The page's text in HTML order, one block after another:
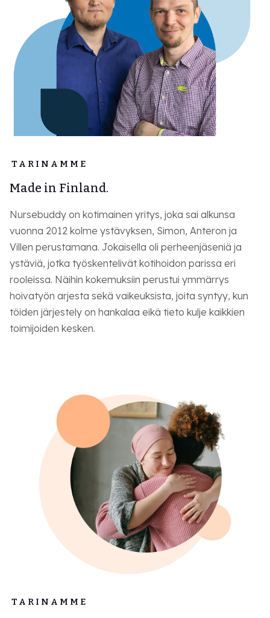
TARINAMME
Made in Finland.
Nursebuddy on kotimainen yritys, joka sai alkunsa
vuonna 2012 kolme ystävyksen, Simon, Anteron ja
Villen perustamana. Jokaisella oli perheenjäseniä ja
ystäviä, jotka työskentelivät kotihoidon parissa eri
rooleissa. Näihin kokemuksiin perustui ymmärrys
hoivatyön arjesta sekä vaikeuksista, joita syntyy, kun
töiden järjestely on hankalaa eikä tieto kulje kaikkien
toimijoiden kesken.
TARINAMME